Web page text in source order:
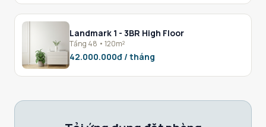
Landmark 1 - 3BR High Floor
Tầng 48 • 120m²
42.000.000đ / tháng